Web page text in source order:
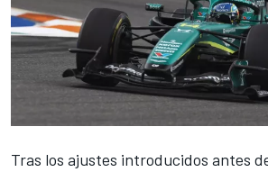
Tras los ajustes introducidos antes